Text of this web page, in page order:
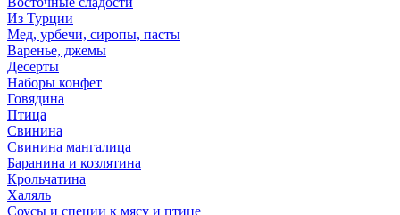
Из Турции
Мед, урбечи, сиропы, пасты
Варенье, джемы
Десерты
Наборы конфет
Говядина
Птица
Свинина
Свинина мангалица
Баранина и козлятина
Крольчатина
Халяль
Соусы и специи к мясу и птице